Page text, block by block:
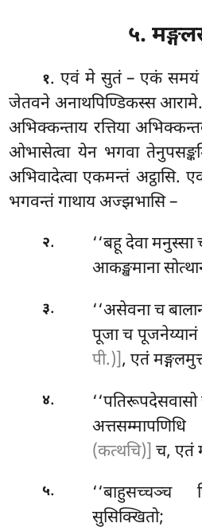
५.
१. एवं मे सुतं – एकं समयं
जेतवने अनाथपिण्डिकस्स
अभिक्कन्ताय रत्तिया
ओभासेत्वा येन भगवा
अभिवादेत्वा एकमन्तं अट्ठासि.
भगवन्तं गाथाय अज्झभासि –
२. ‘‘बहूदेवा मनुस्सा
आकङ्खमाना
३.
‘‘असेवना च
पूजा च पूजनेय्यानं
पी.)], एतं
४. ‘‘पतिरूपदेसवासो
(कत्थचि)] च, एतं
५.
सुसिक्खितो;